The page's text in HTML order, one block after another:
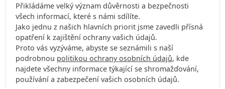
Přikládáme velký význam důvěrnosti a bezpečnosti
všech informací, které s námi sdílíte.
Jako jednu z našich hlavních priorit jsme zavedli přísná
opatření k zajištění ochrany vašich údajů.
Proto vás vyzýváme, abyste se seznámili s naší
podrobnou politikou ochrany osobních údajů, kde
najdete všechny informace týkající se shromažďování,
používání a zabezpečení vašich osobních údajů.